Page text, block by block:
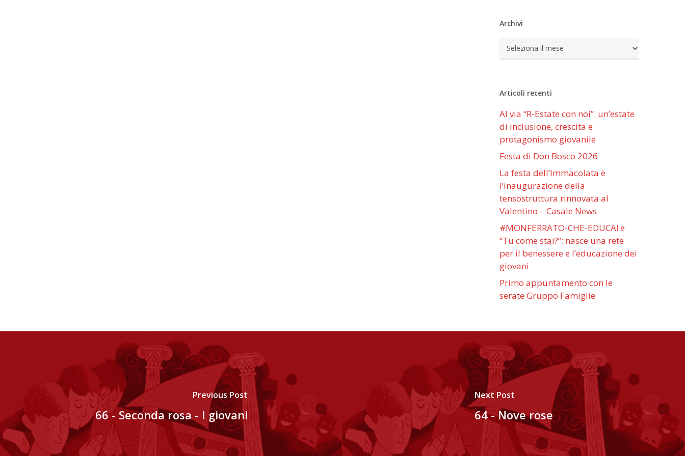
Archivi
Archivi
Articoli recenti
Al via “R-Estate con noi”: un’estate
di inclusione, crescita e
protagonismo giovanile
Festa di Don Bosco 2026
La festa dell’Immacolata e
l’inaugurazione della
tensostruttura rinnovata al
Valentino – Casale News
#MONFERRATO-CHE-EDUCA! e
“Tu come stai?”: nasce una rete
per il benessere e l’educazione dei
giovani
Primo appuntamento con le
serate Gruppo Famiglie
Previous Post
66 - Seconda rosa - I giovani
Next Post
64 - Nove rose